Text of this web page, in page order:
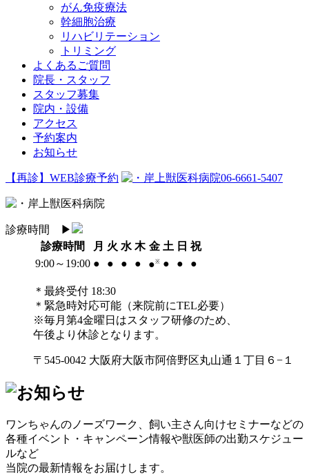
がん免疫療法
幹細胞治療
リハビリテーション
トリミング
よくあるご質問
院長・スタッフ
スタッフ募集
院内・設備
アクセス
予約案内
お知らせ
【再診】WEB診療予約 06-6661-5407
診療時間
▶︎
診療時間
月 火 水 木 金 土 日 祝
9:00～19:00 ● ● ● ● ●※ ● ● ●
＊最終受付 18:30
＊緊急時対応可能（来院前にTEL必要）
※毎月第4金曜日はスタッフ研修のため、
午後より休診となります。
〒545-0042 大阪府大阪市阿倍野区丸山通１丁目６−１
ワンちゃんのノーズワーク、飼い主さん向けセミナーなどの
各種イベント・キャンペーン情報や獣医師の出勤スケジュー
ルなど
当院の最新情報をお届けします。